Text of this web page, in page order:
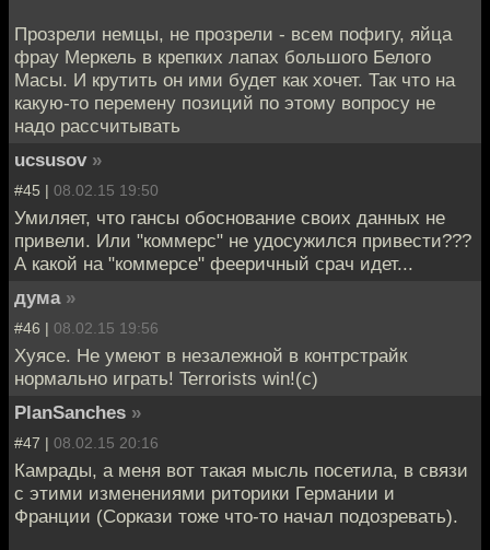
Прозрели немцы, не прозрели - всем пофигу, яйца
фрау Меркель в крепких лапах большого Белого
Масы. И крутить он ими будет как хочет. Так что на
какую-то перемену позиций по этому вопросу не
надо рассчитывать
ucsusov »
#45 | 08.02.15 19:50
Умиляет, что гансы обоснование своих данных не
привели. Или "коммерс" не удосужился привести???
А какой на "коммерсе" фееричный срач идет...
дума »
#46 | 08.02.15 19:56
Хуясе. Не умеют в незалежной в контрстрайк
нормально играть! Terrorists win!(c)
PlanSanches »
#47 | 08.02.15 20:16
Камрады, а меня вот такая мысль посетила, в связи
с этими изменениями риторики Германии и
Франции (Соркази тоже что-то начал подозревать).